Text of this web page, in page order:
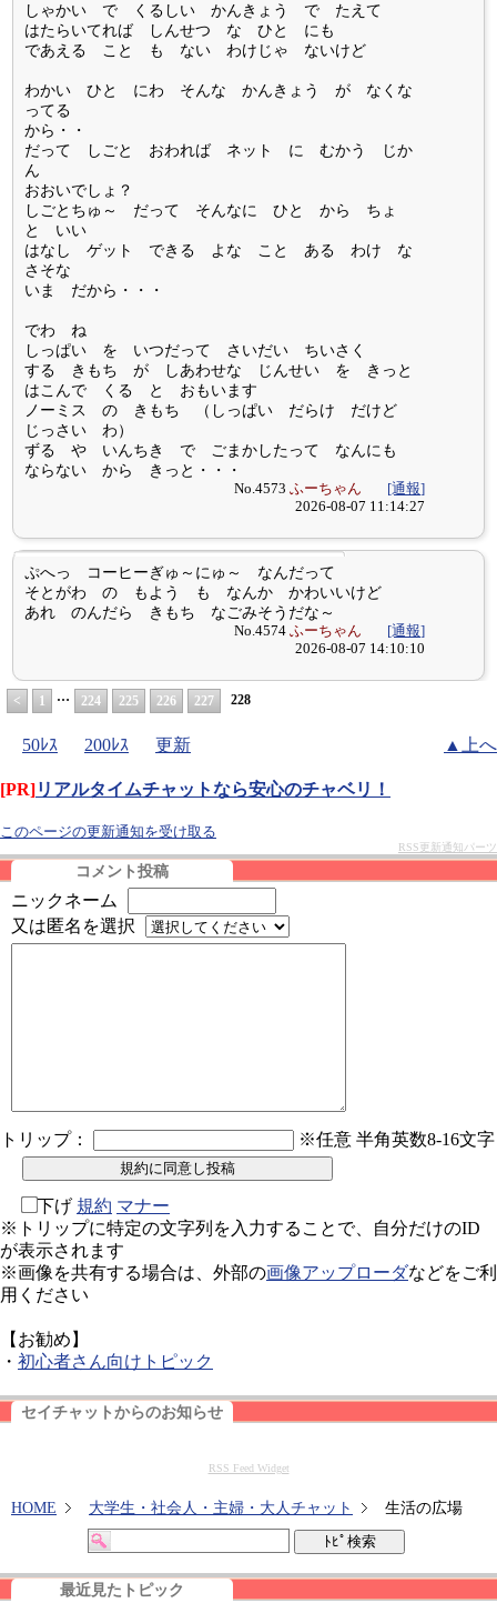
しゃかい で くるしい かんきょう で たえて
はたらいてれば しんせつ な ひと にも
であえる こと も ない わけじゃ ないけど
わかい ひと にわ そんな かんきょう が なくな
ってる
から・・
だって しごと おわれば ネット に むかう じか
ん
おおいでしょ？
しごとちゅ～ だって そんなに ひと から ちょ
と いい
はなし ゲット できる よな こと ある わけ な
さそな
いま だから・・・
でわ ね
しっぱい を いつだって さいだい ちいさく
する きもち が しあわせな じんせい を きっと
はこんで くる と おもいます
ノーミス の きもち （しっぱい だらけ だけど
じっさい わ）
ずる や いんちき で ごまかしたって なんにも
ならない から きっと・・・
No.4573ふーちゃん
[通報]
2026-08-07 11:14:27
ぷへっ コーヒーぎゅ～にゅ～ なんだって
そとがわ の もよう も なんか かわいいけど
あれ のんだら きもち なごみそうだな～
No.4574ふーちゃん
[通報]
2026-08-07 14:10:10
< 1 … 224 225 226 227 228
50ﾚｽ 200ﾚｽ 更新 ▲上へ
[PR]リアルタイムチャットなら安心のチャベリ！
このページの更新通知を受け取る
RSS更新通知パーツ
コメント投稿
ニックネーム
又は匿名を選択
トリップ： ※任意 半角英数8-16文字
下げ 規約 マナー
※トリップに特定の文字列を入力することで、自分だけのID
が表示されます
※画像を共有する場合は、外部の画像アップローダなどをご利
用ください
【お勧め】
・ 初心者さん向けトピック
セイチャットからのお知らせ
RSS Feed Widget
HOME 大学生・社会人・主婦・大人チャット 生活の広場
最近見たトピック